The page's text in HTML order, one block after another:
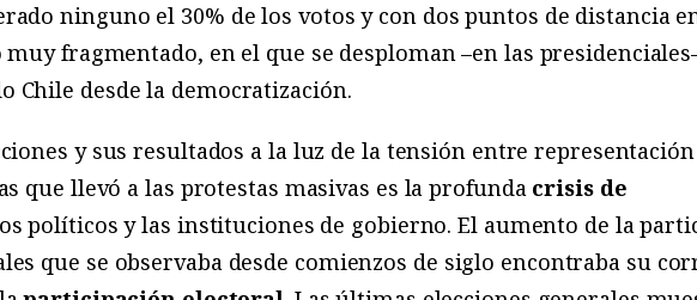
ninguno el 30% de los votos y con dos puntos de distancia
fragmentado, en el que se desploman –en las
Chile desde la democratización.
y sus resultados a la luz de la tensión entre
que llevó a las protestas masivas es la profunda crisis de
políticos y las instituciones de gobierno. El aumento de la
que se observaba desde comienzos de siglo encontraba su